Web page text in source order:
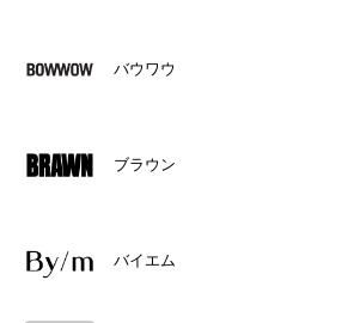
バウワウ
ブラウン
バイエム